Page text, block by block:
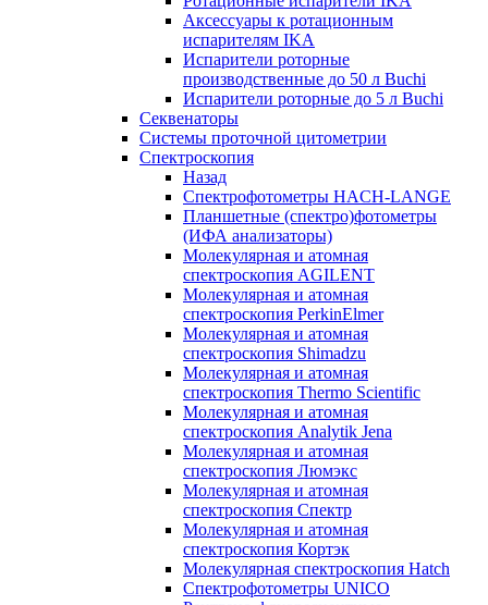
Аксессуары к ротационным
испарителям IKA
Испарители роторные
производственные до 50 л Buchi
Испарители роторные до 5 л Buchi
Секвенаторы
Системы проточной цитометрии
Спектроскопия
Назад
Спектрофотометры HACH-LANGE
Планшетные (спектро)фотометры
(ИФА анализаторы)
Молекулярная и атомная
спектроскопия AGILENT
Молекулярная и атомная
спектроскопия PerkinElmer
Молекулярная и атомная
спектроскопия Shimadzu
Молекулярная и атомная
спектроскопия Thermo Scientific
Молекулярная и атомная
спектроскопия Analytik Jena
Молекулярная и атомная
спектроскопия Люмэкс
Молекулярная и атомная
спектроскопия Спектр
Молекулярная и атомная
спектроскопия Кортэк
Молекулярная спектроскопия Hatch
Спектрофотометры UNICO